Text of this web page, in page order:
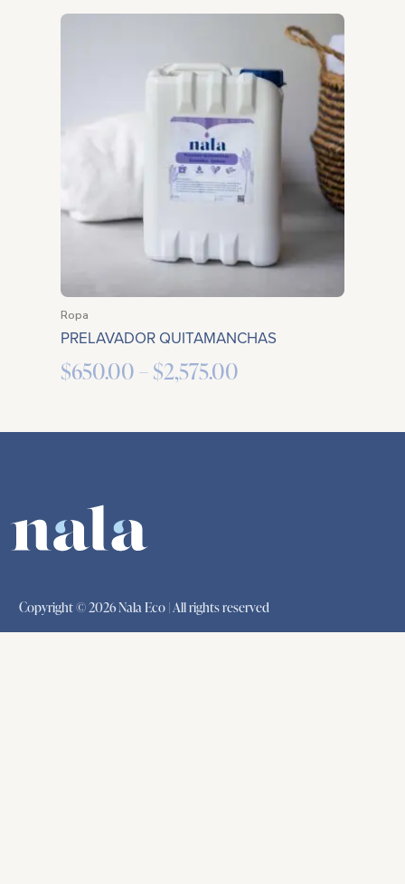
Ropa
PRELAVADOR QUITAMANCHAS
$650.00–$2,575.00
$650.00
through
$2,575.00
Copyright © 2026 Nala Eco | All rights reserved